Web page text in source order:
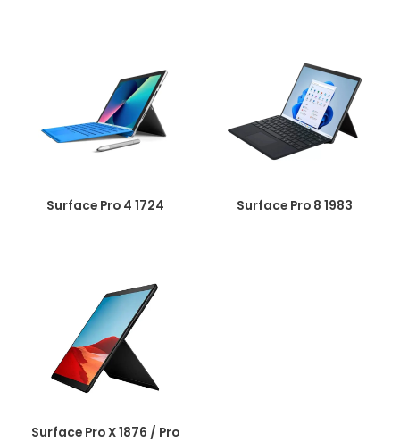
Surface Pro 4 1724 Surface Pro 8 1983
Surface Pro X 1876 / Pro